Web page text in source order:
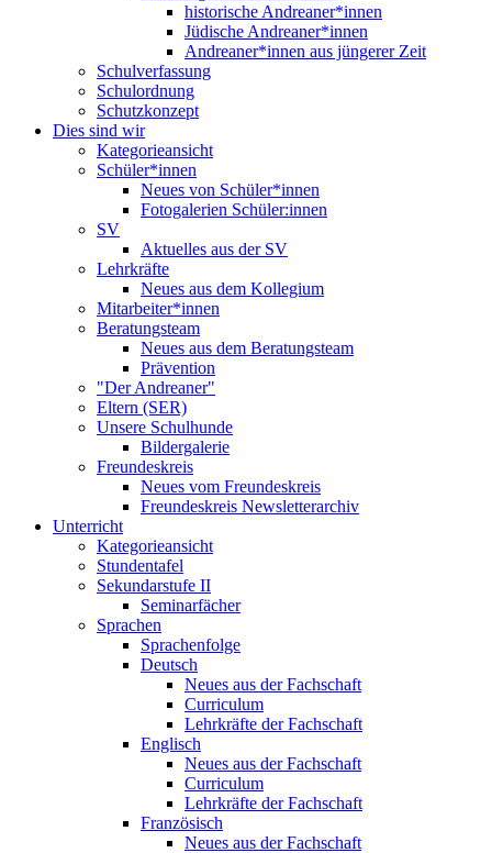
historische Andreaner*innen
Jüdische Andreaner*innen
Andreaner*innen aus jüngerer Zeit
Schulverfassung
Schulordnung
Schutzkonzept
Dies sind wir
Kategorieansicht
Schüler*innen
Neues von Schüler*innen
Fotogalerien Schüler:innen
SV
Aktuelles aus der SV
Lehrkräfte
Neues aus dem Kollegium
Mitarbeiter*innen
Beratungsteam
Neues aus dem Beratungsteam
Prävention
"Der Andreaner"
Eltern (SER)
Unsere Schulhunde
Bildergalerie
Freundeskreis
Neues vom Freundeskreis
Freundeskreis Newsletterarchiv
Unterricht
Kategorieansicht
Stundentafel
Sekundarstufe II
Seminarfächer
Sprachen
Sprachenfolge
Deutsch
Neues aus der Fachschaft
Curriculum
Lehrkräfte der Fachschaft
Englisch
Neues aus der Fachschaft
Curriculum
Lehrkräfte der Fachschaft
Französisch
Neues aus der Fachschaft